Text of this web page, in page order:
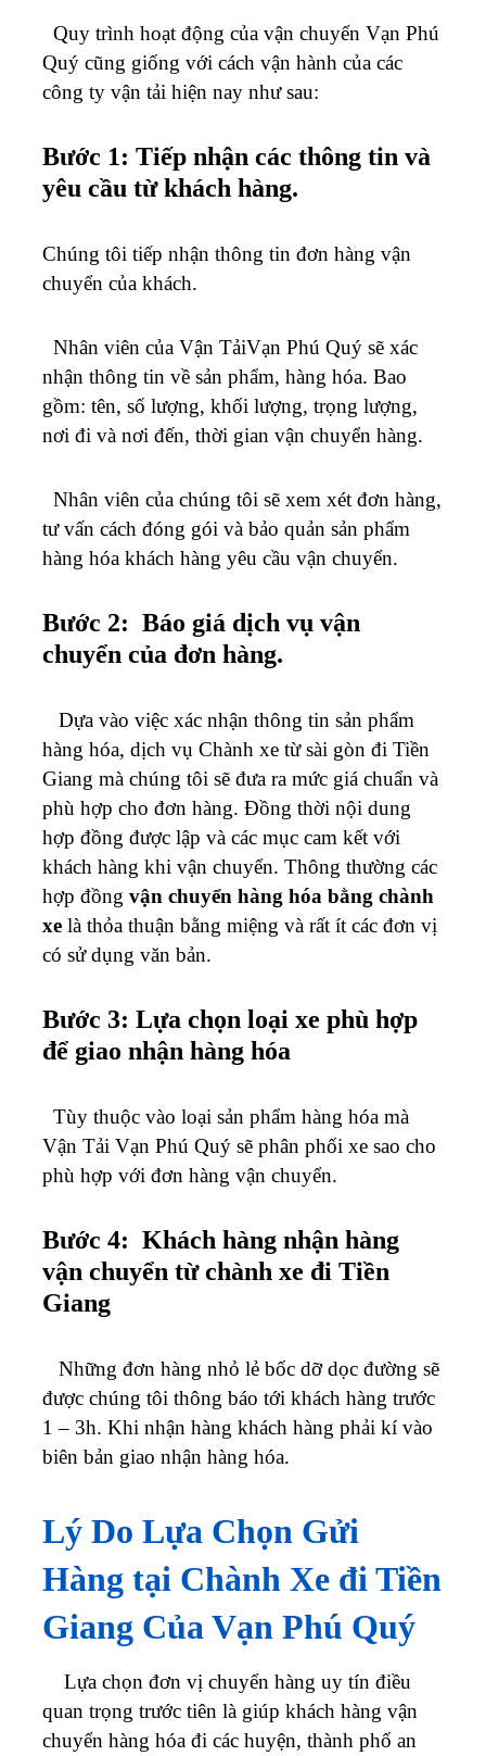
Quy trình hoạt động của vận chuyển Vạn Phú
Quý cũng giống với cách vận hành của các
công ty vận tải hiện nay như sau:
Bước 1: Tiếp nhận các thông tin và
yêu cầu từ khách hàng.
Chúng tôi tiếp nhận thông tin đơn hàng vận
chuyển của khách.
Nhân viên của Vận TảiVạn Phú Quý sẽ xác
nhận thông tin về sản phẩm, hàng hóa. Bao
gồm: tên, số lượng, khối lượng, trọng lượng,
nơi đi và nơi đến, thời gian vận chuyển hàng.
Nhân viên của chúng tôi sẽ xem xét đơn hàng,
tư vấn cách đóng gói và bảo quản sản phẩm
hàng hóa khách hàng yêu cầu vận chuyển.
Bước 2: Báo giá dịch vụ vận
chuyển của đơn hàng.
Dựa vào việc xác nhận thông tin sản phẩm
hàng hóa, dịch vụ Chành xe từ sài gòn đi Tiền
Giang mà chúng tôi sẽ đưa ra mức giá chuẩn và
phù hợp cho đơn hàng. Đồng thời nội dung
hợp đồng được lập và các mục cam kết với
khách hàng khi vận chuyển. Thông thường các
hợp đồng vận chuyển hàng hóa bằng chành
xe là thỏa thuận bằng miệng và rất ít các đơn vị
có sử dụng văn bản.
Bước 3: Lựa chọn loại xe phù hợp
để giao nhận hàng hóa
Tùy thuộc vào loại sản phẩm hàng hóa mà
Vận Tải Vạn Phú Quý sẽ phân phối xe sao cho
phù hợp với đơn hàng vận chuyển.
Bước 4: Khách hàng nhận hàng
vận chuyển từ chành xe đi Tiền
Giang
Những đơn hàng nhỏ lẻ bốc dỡ dọc đường sẽ
được chúng tôi thông báo tới khách hàng trước
1 – 3h. Khi nhận hàng khách hàng phải kí vào
biên bản giao nhận hàng hóa.
Lý Do Lựa Chọn Gửi
Hàng tại Chành Xe đi Tiền
Giang Của Vạn Phú Quý
Lựa chọn đơn vị chuyển hàng uy tín điều
quan trọng trước tiên là giúp khách hàng vận
chuyển hàng hóa đi các huyện, thành phố an